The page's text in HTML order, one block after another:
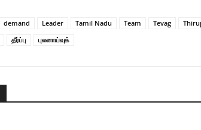
demand Leader Tamil Nadu Team Tevag
தீர்ப்பு புலனாய்வுக்